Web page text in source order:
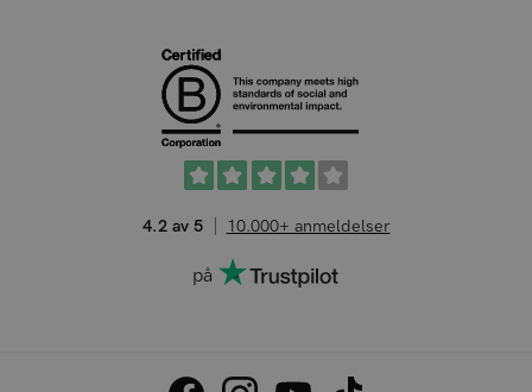
4.2 av 5 10.000+ anmeldelser
på